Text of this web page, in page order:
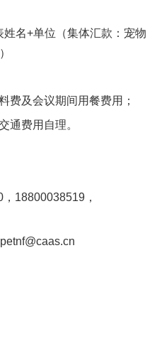
名+单位（集体汇款：宠物
费及会议期间用餐费用；
通费用自理。
18800038519，